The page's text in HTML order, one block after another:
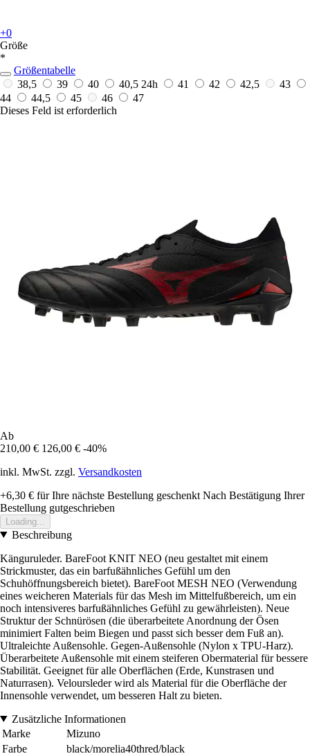
+0
Größe
*
Größentabelle
38,5
39 40 40,5 24h 41 42 42,5
43
44
44,5 45 46
47
Dieses Feld ist erforderlich
Ab
210,00 € 126,00 € -40%
inkl. MwSt. zzgl. Versandkosten
+6,30 € für Ihre nächste Bestellung geschenkt Nach Bestätigung Ihrer
Bestellung gutgeschrieben
Loading...
Beschreibung
Känguruleder. BareFoot KNIT NEO (neu gestaltet mit einem
Strickmuster, das ein barfußähnliches Gefühl um den
Schuhöffnungsbereich bietet). BareFoot MESH NEO (Verwendung
eines weicheren Materials für das Mesh im Mittelfußbereich, um ein
noch intensiveres barfußähnliches Gefühl zu gewährleisten). Neue
Struktur der Schnürösen (die überarbeitete Anordnung der Ösen
minimiert Falten beim Biegen und passt sich besser dem Fuß an).
Ultraleichte Außensohle. Gegen-Außensohle (Nylon x TPU-Harz).
Überarbeitete Außensohle mit einem steiferen Obermaterial für bessere
Stabilität. Geeignet für alle Oberflächen (Erde, Kunstrasen und
Naturrasen). Veloursleder wird als Material für die Oberfläche der
Innensohle verwendet, um besseren Halt zu bieten.
Zusätzliche Informationen
Marke
Mizuno
Farbe
black/morelia40thred/black